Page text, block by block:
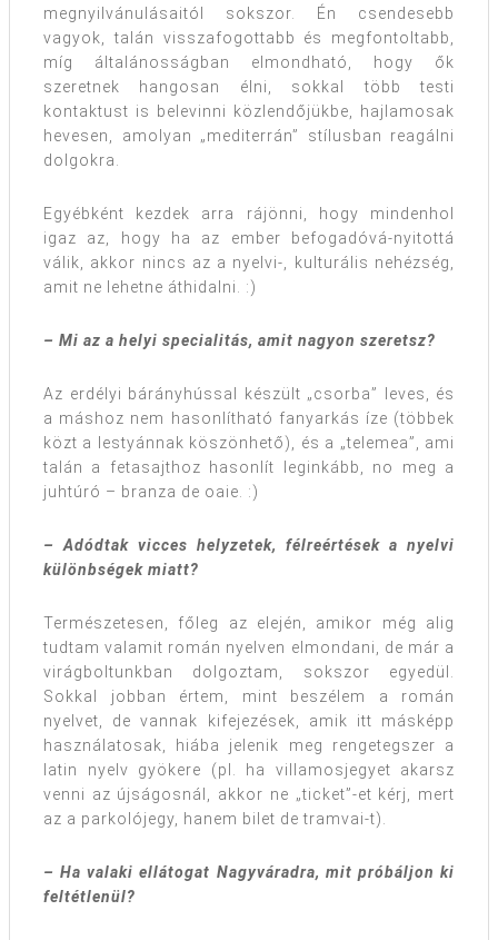
megnyilvánulásaitól sokszor. Én csendesebb
vagyok, talán visszafogottabb és megfontoltabb,
míg általánosságban elmondható, hogy ők
szeretnek hangosan élni, sokkal több testi
kontaktust is belevinni közlendőjükbe, hajlamosak
hevesen, amolyan „mediterrán” stílusban reagálni
dolgokra.
Egyébként kezdek arra rájönni, hogy mindenhol
igaz az, hogy ha az ember befogadóvá-nyitottá
válik, akkor nincs az a nyelvi-, kulturális nehézség,
amit ne lehetne áthidalni. :)
– Mi az a helyi specialitás, amit nagyon szeretsz?
Az erdélyi bárányhússal készült „csorba” leves, és
a máshoz nem hasonlítható fanyarkás íze (többek
közt a lestyánnak köszönhető), és a „telemea”, ami
talán a fetasajthoz hasonlít leginkább, no meg a
juhtúró – branza de oaie. :)
– Adódtak vicces helyzetek, félreértések a nyelvi
különbségek miatt?
Természetesen, főleg az elején, amikor még alig
tudtam valamit román nyelven elmondani, de már a
virágboltunkban dolgoztam, sokszor egyedül.
Sokkal jobban értem, mint beszélem a román
nyelvet, de vannak kifejezések, amik itt másképp
használatosak, hiába jelenik meg rengetegszer a
latin nyelv gyökere (pl. ha villamosjegyet akarsz
venni az újságosnál, akkor ne „ticket”-et kérj, mert
az a parkolójegy, hanem bilet de tramvai-t).
– Ha valaki ellátogat Nagyváradra, mit próbáljon ki
feltétlenül?